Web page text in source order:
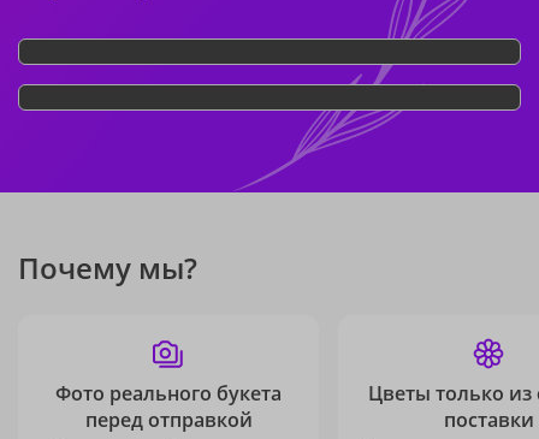
Почему мы?
Фото реального букета
перед отправкой
Цветы только из
поставки